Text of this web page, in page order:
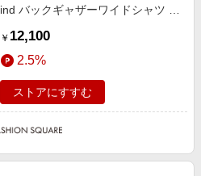
ind バックギャザーワイドシャツ ラ
￥ 12,100
2.5%
ストアにすすむ